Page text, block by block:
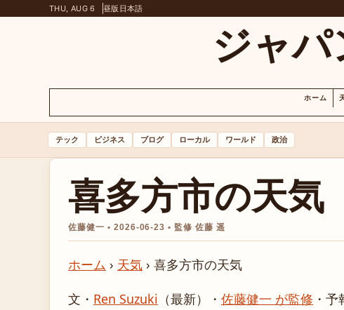
THU, AUG 6 昼版 日本語
ジャ
ホーム
テック ビジネス ブログ ローカル ワールド 政治
喜多方市の天気
佐藤健一 • 2026-06-23 • 監修 佐藤 遥
ホーム › 天気 › 喜多方市の天気
文・ Ren Suzuki （最新） ・ 佐藤健一 が監修 ・ 予